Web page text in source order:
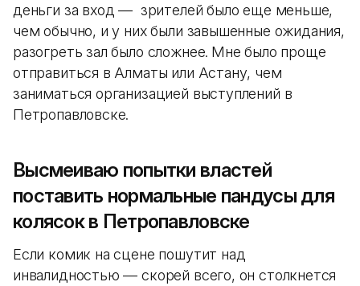
деньги за вход — зрителей было еще меньше,
чем обычно, и у них были завышенные ожидания,
разогреть зал было сложнее. Мне было проще
отправиться в Алматы или Астану, чем
заниматься организацией выступлений в
Петропавловске.
Высмеиваю попытки властей
поставить нормальные пандусы для
колясок в Петропавловске
Если комик на сцене пошутит над
инвалидностью — скорей всего, он столкнется